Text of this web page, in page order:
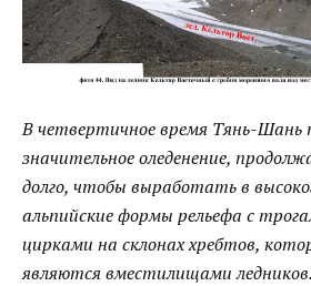
В четвертичное время Тянь-Шань
значительное оледенение,
долго, чтобы выработать в
альпийские формы рельефа с
цирками на склонах хребтов,
являются вместилищами